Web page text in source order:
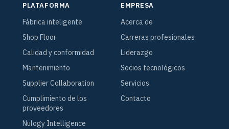
PLATAFORMA
Fábrica inteligente
Shop Floor
Calidad y conformidad
Mantenimiento
Supplier Collaboration
Cumplimiento de los
proveedores
Nulogy Intelligence
EMPRESA
Acerca de
Carreras profesionales
Liderazgo
Socios tecnológicos
Servicios
Contacto